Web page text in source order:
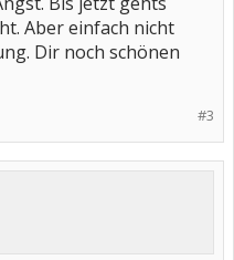
Aber einfach nicht
Dir noch schönen
#3